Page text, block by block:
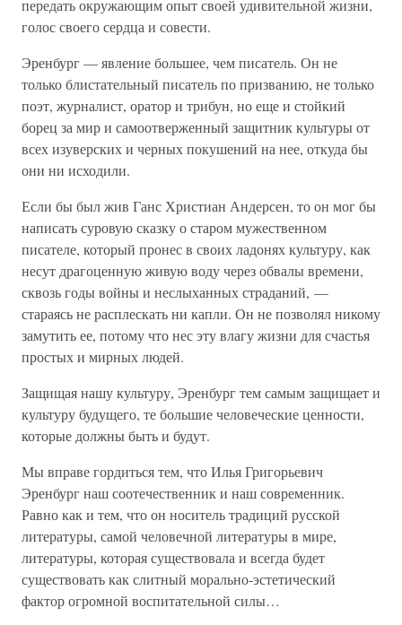
передать окружающим опыт своей удивительной жизни,
голос своего сердца и совести.
Эренбург — явление большее, чем писатель. Он не
только блистательный писатель по призванию, не только
поэт, журналист, оратор и трибун, но еще и стойкий
борец за мир и самоотверженный защитник культуры от
всех изуверских и черных покушений на нее, откуда бы
они ни исходили.
Если бы был жив Ганс Христиан Андерсен, то он мог бы
написать суровую сказку о старом мужественном
писателе, который пронес в своих ладонях культуру, как
несут драгоценную живую воду через обвалы времени,
сквозь годы войны и неслыханных страданий, —
стараясь не расплескать ни капли. Он не позволял никому
замутить ее, потому что нес эту влагу жизни для счастья
простых и мирных людей.
Защищая нашу культуру, Эренбург тем самым защищает и
культуру будущего, те большие человеческие ценности,
которые должны быть и будут.
Мы вправе гордиться тем, что Илья Григорьевич
Эренбург наш соотечественник и наш современник.
Равно как и тем, что он носитель традиций русской
литературы, самой человечной литературы в мире,
литературы, которая существовала и всегда будет
существовать как слитный морально-эстетический
фактор огромной воспитательной силы…